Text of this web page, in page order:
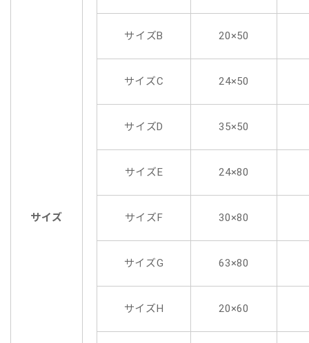
サイズ
サイズB 20×50
サイズC 24×50
サイズD 35×50
サイズE 24×80
サイズF 30×80
サイズG 63×80
サイズH 20×60